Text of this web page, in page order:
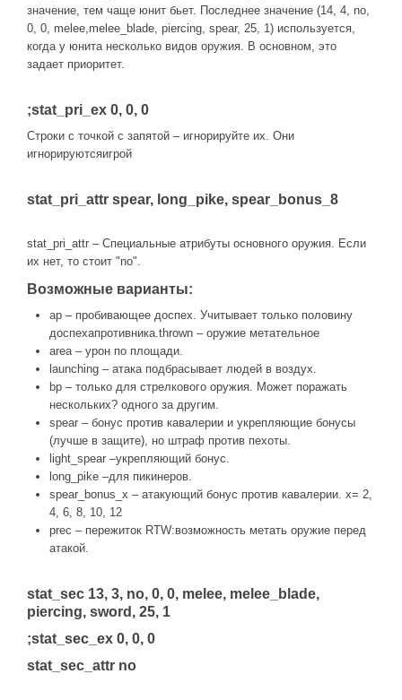
значение, тем чаще юнит бьет. Последнее значение (14, 4, no,
0, 0, melee,melee_blade, piercing, spear, 25, 1) используется,
когда у юнита несколько видов оружия. В основном, это
задает приоритет.
;stat_pri_ex 0, 0, 0
Строки с точкой с запятой – игнорируйте их. Они
игнорируютсяигрой
stat_pri_attr spear, long_pike, spear_bonus_8
stat_pri_attr – Специальные атрибуты основного оружия. Если
их нет, то стоит "no".
Возможные варианты:
ap – пробивающее доспех. Учитывает только половину
доспехапротивника.thrown – оружие метательное
area – урон по площади.
launching – атака подбрасывает людей в воздух.
bp – только для стрелкового оружия. Может поражать
нескольких? одного за другим.
spear – бонус против кавалерии и укрепляющие бонусы
(лучше в защите), но штраф против пехоты.
light_spear –укрепляющий бонус.
long_pike –для пикинеров.
spear_bonus_x – атакующий бонус против кавалерии. x= 2,
4, 6, 8, 10, 12
prec – пережиток RTW:возможность метать оружие перед
атакой.
stat_sec 13, 3, no, 0, 0, melee, melee_blade,
piercing, sword, 25, 1
;stat_sec_ex 0, 0, 0
stat_sec_attr no